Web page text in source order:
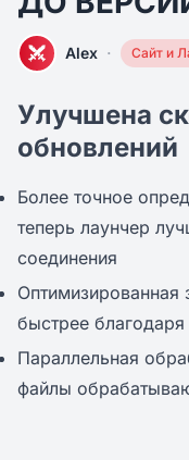
Alex · Сайт и
Улучшена
обновлений
Более точное
теперь лаунчер
соединения
Оптимизированная
быстрее
Параллельная
файлы